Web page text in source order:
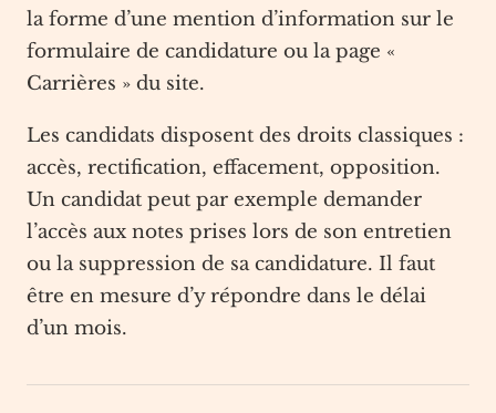
la forme d’une mention d’information sur le
formulaire de candidature ou la page «
Carrières » du site.
Les candidats disposent des droits classiques :
accès, rectification, effacement, opposition.
Un candidat peut par exemple demander
l’accès aux notes prises lors de son entretien
ou la suppression de sa candidature. Il faut
être en mesure d’y répondre dans le délai
d’un mois.